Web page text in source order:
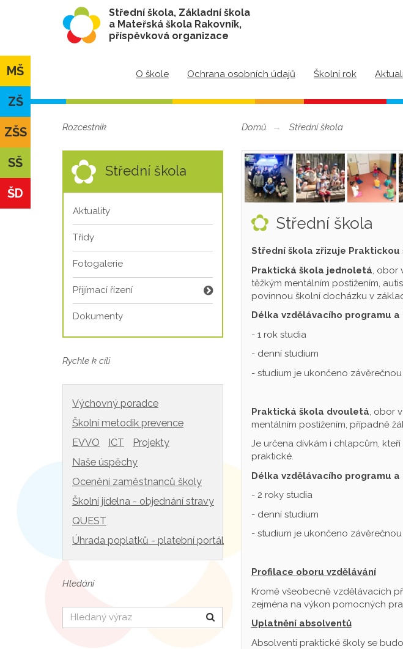
Střední škola, Základní škola
a Mateřská škola Rakovník,
příspěvková organizace
O škole Ochrana osobních údajů Školní rok
MŠ
ZŠ
ZŠS
SŠ
ŠD
Rozcestník
Střední škola
Aktuality
Třídy
Fotogalerie
Přijímací řízení
Dokumenty
Rychle k cíli
Výchovný poradce
Školní metodik prevence
EVVO
ICT
Projekty
Naše úspěchy
Ocenění zaměstnanců školy
Školní jídelna - objednání stravy
QUEST
Úhrada poplatků - platební portál
Hledání
Hledat
Domů Střední škola
Střední škola
Střední škola zřizuje
Praktická škola jednoletá, obor
těžkým mentálním postižením,
povinnou školní docházku v
Délka vzdělávacího programu
- 1 rok studia
- denní studium
- studium je ukončeno
Praktická škola dvouletá, obor
mentálním postižením, případně
Je určena dívkám i chlapcům,
praktické.
Délka vzdělávacího programu
- 2 roky studia
- denní studium
- studium je ukončeno
Profilace oboru vzdělávání
Kromě všeobecně vzdělávacích
zejména na výkon pomocných
Uplatnění absolventů
Absolventi praktické školy se